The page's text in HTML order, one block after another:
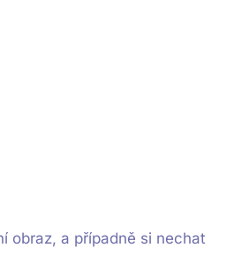
obraz, a případně si nechat